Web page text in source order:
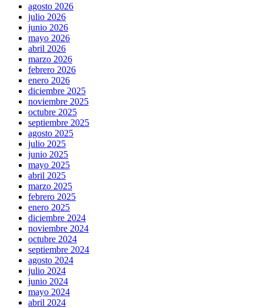
agosto 2026
julio 2026
junio 2026
mayo 2026
abril 2026
marzo 2026
febrero 2026
enero 2026
diciembre 2025
noviembre 2025
octubre 2025
septiembre 2025
agosto 2025
julio 2025
junio 2025
mayo 2025
abril 2025
marzo 2025
febrero 2025
enero 2025
diciembre 2024
noviembre 2024
octubre 2024
septiembre 2024
agosto 2024
julio 2024
junio 2024
mayo 2024
abril 2024